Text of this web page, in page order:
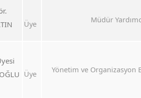
Üye Müdür
Üye Yönetim ve Organizasyon